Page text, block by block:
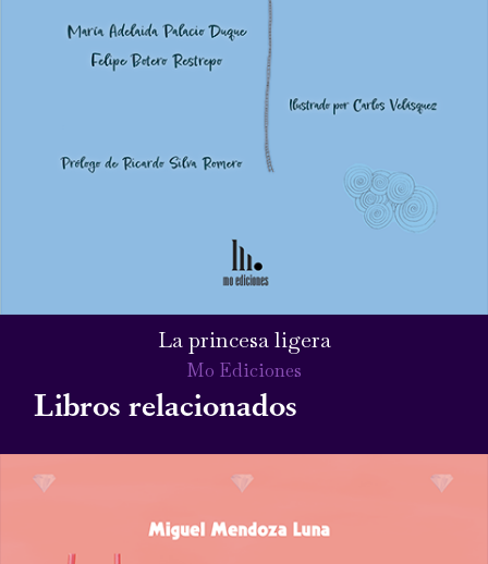
La princesa ligera
Mo Ediciones
Libros relacionados